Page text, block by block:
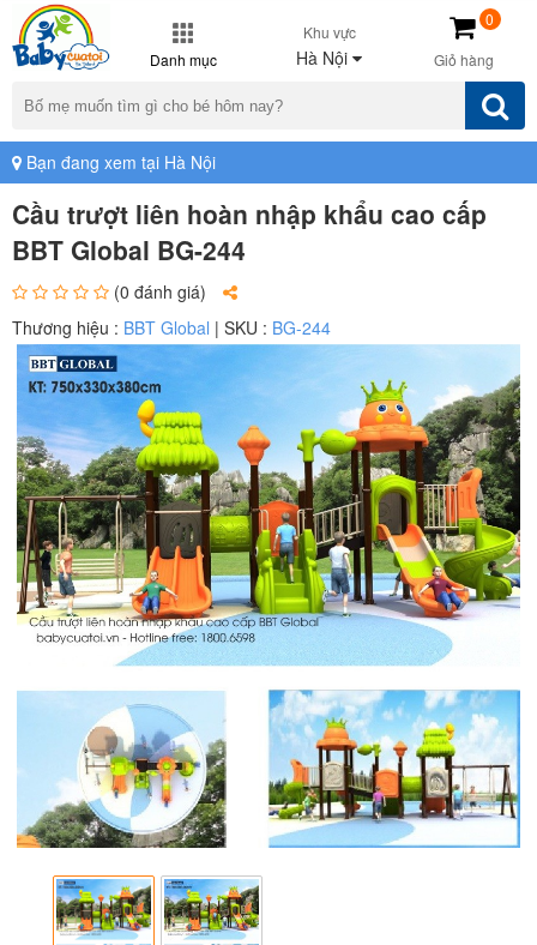
Danh mục
Khu vực
Hà Nội Giỏ hàng
0
Bạn đang xem tại Hà Nội
Cầu trượt liên hoàn nhập khẩu cao cấp
BBT Global BG-244
(0 đánh giá)
Thương hiệu : BBT Global | SKU : BG-244